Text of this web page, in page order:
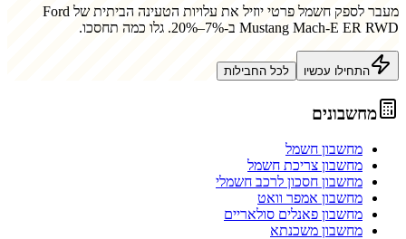
מעבר לספק חשמל פרטי יוזיל את עלויות הטעינה הביתית של Ford
Mustang Mach-E ER RWD ב-7%–20%. גלו כמה תחסכו.
התחילו עכשיו לכל החבילות
מחשבונים
מחשבון חשמל
מחשבון צריכת חשמל
מחשבון חסכון לרכב חשמלי
מחשבון אמפר וואט
מחשבון פאנלים סולאריים
מחשבון משכנתא